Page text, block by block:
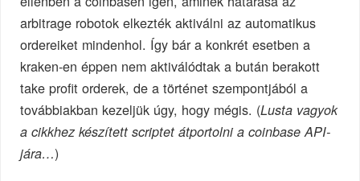
arbitrage robotok elkezték aktiválni az automatikus
ordereiket mindenhol. Így bár a konkrét esetben a
kraken-en éppen nem aktiválódtak a bután berakott
take profit orderek, de a történet szempontjából a
továbbiakban kezeljük úgy, hogy mégis. (Lusta vagyok
a cikkhez készített scriptet átportolni a coinbase API-
jára…)